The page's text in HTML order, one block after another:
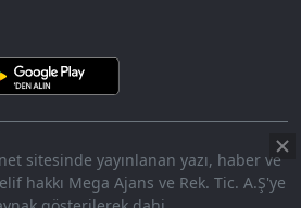
sitesinde yayınlanan yazı, haber ve
hakkı Mega Ajans ve Rek. Tic. A.Ş'ye